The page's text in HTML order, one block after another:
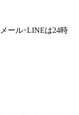
メール･LINEは24時